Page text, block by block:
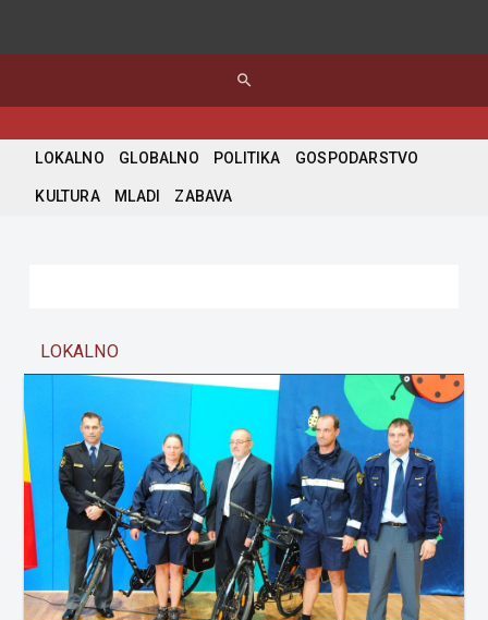
search
LOKALNO GLOBALNO POLITIKA GOSPODARSTVO
KULTURA MLADI ZABAVA
LOKALNO